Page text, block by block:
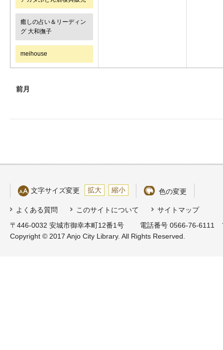
癒しの占い＆リーディン
グ 大和撫子
meihouse
前月
文字サイズ変更 拡大 縮小 色の変更
よくある質問 このサイトについて
サイトマップ
〒446-0032 安城市御幸本町12番1号
電話番号 0566-76-6111
Copyright © 2017 Anjo City Library. All Rights Reserved.